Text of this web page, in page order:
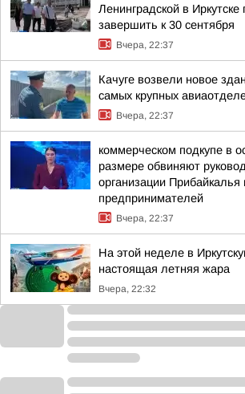
Ленинградской в
завершить к 30 сентября
Вчера, 22:37
Качуге возвели новое
самых крупных
Вчера, 22:37
коммерческом подкупе в
размере обвиняют
организации Прибайкалья
предпринимателей
Вчера, 22:37
На этой неделе в
настоящая летняя жара
Вчера, 22:32